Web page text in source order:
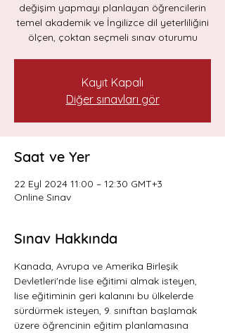
değişim yapmayı planlayan öğrencilerin
temel akademik ve İngilizce dil yeterliliğini
ölçen, çoktan seçmeli sınav oturumu
Kayıt Kapalı
Diğer sınavları gör
Saat ve Yer
22 Eyl 2024 11:00 – 12:30 GMT+3
Online Sınav
Sınav Hakkında
Kanada, Avrupa ve Amerika Birleşik
Devletleri'nde lise eğitimi almak isteyen,
lise eğitiminin geri kalanını bu ülkelerde
sürdürmek isteyen, 9. sınıftan başlamak
üzere öğrencinin eğitim planlamasına